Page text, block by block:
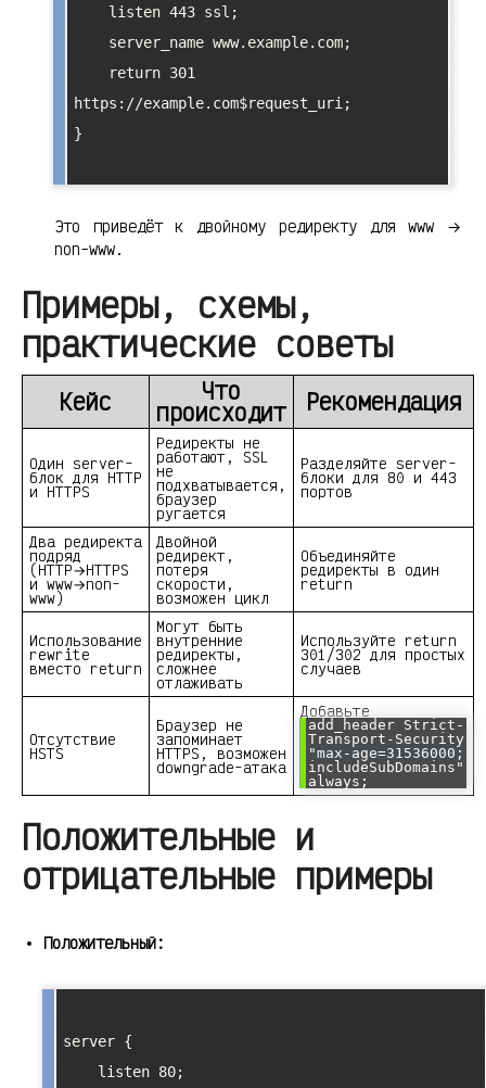
https://example.com$request_uri;
}
Это приведёт к двойному редиректу для www →
non-www.
Примеры, схемы,
практические советы
Кейс Что
происходит Рекомендация
Один server-
блок для HTTP
и HTTPS
Редиректы не
работают, SSL
не
подхватывается,
браузер
ругается
Разделяйте server-
блоки для 80 и 443
портов
Два редиректа
подряд
(HTTP→HTTPS
и www→non-
www)
Двойной
редирект,
потеря
скорости,
возможен цикл
Объединяйте
редиректы в один
return
Использование
rewrite
вместо return
Могут быть
внутренние
редиректы,
сложнее
отлаживать
Используйте return
301/302 для простых
случаев
Отсутствие
HSTS
Браузер не
запоминает
HTTPS, возможен
downgrade-атака
Добавьте
add_header Strict-
Transport-Security
"max-age=31536000;
includeSubDomains"
always;
Положительные и
отрицательные примеры
Положительный:
server {